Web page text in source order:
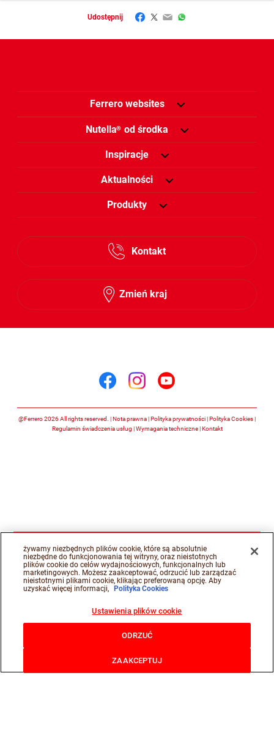
Udostępnij Facebook
Twitter
EmailWhatsApp
Ferrero websites
Nutella® od środka
Inspiracje
Aktualności
Produkty
Kontakt
Zmień kraj
@Ferrero 2026 All rights reserved. Nota prawna Polityka prywatności
Polityka Cookies
Regulamin świadczenia usług
Wymagania techniczne Kontakt
żywamy niezbędnych plików cookie, które są absolutnie
niezbędne do funkcjonowania tej witryny, oraz nieistotnych
plików cookie do celów wydajnościowych, funkcjonalnych lub
marketingowych. Możesz zaakceptować, odrzucić lub zarządzać
nieistotnymi plikami cookie, klikając preferowaną opcję. Aby
uzyskać więcej informacji,
Polityka Cookies
Ustawienia plików cookie
ODRZUĆ
ZAAKCEPTUJ